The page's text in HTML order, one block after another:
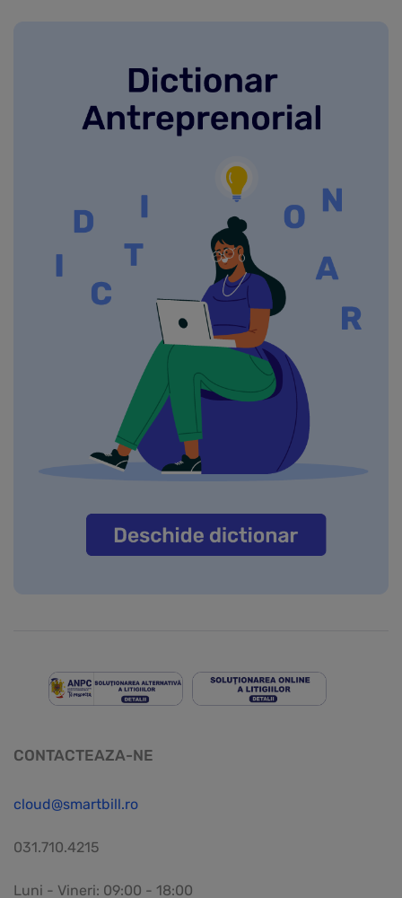
CONTACTEAZA-NE
cloud@smartbill.ro
031.710.4215
Luni - Vineri: 09:00 - 18:00